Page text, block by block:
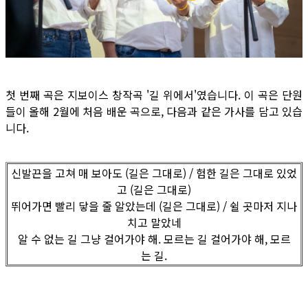
첫 번째 곡은 지보이스 창작곡 '길 위에서'였습니다. 이 곡은 단원
들이 올해 2월에 처음 배운 곡으로, 다음과 같은 가사를 담고 있습
니다.
신발끈을 고쳐 매 보아도 (길은 그대로) / 험한 길은 그대로 있었
고 (길은 그대로)
뛰어가면 빨리 닿을 줄 알았는데 (길은 그대로) / 쉴 곳마저 지나
치고 말았네
알 수 없는 길 그냥 걸어가야 해. 모르는 길 걸어가야 해, 모르
는 길.